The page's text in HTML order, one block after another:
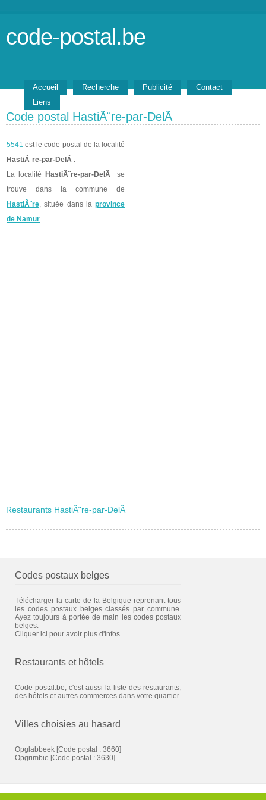
code-postal.be
Accueil Recherche Publicité
Contact
Liens
Code postal HastiÃ¨re-par-DelÃ
5541 est le code postal de la localité
HastiÃ¨re-par-DelÃ .
La localité
HastiÃ¨re-par-DelÃ
se
trouve dans la commune de
HastiÃ¨re, située dans la province
de Namur.
Restaurants HastiÃ¨re-par-DelÃ
Codes postaux belges
Télécharger la carte de la Belgique reprenant tous
les codes postaux belges classés par commune.
Ayez toujours à portée de main les codes postaux
belges.
Cliquer ici pour avoir plus d'infos.
Restaurants et hôtels
Code-postal.be, c'est aussi la liste des restaurants,
des hôtels et autres commerces dans votre quartier.
Villes choisies au hasard
Opglabbeek [Code postal : 3660]
Opgrimbie [Code postal : 3630]